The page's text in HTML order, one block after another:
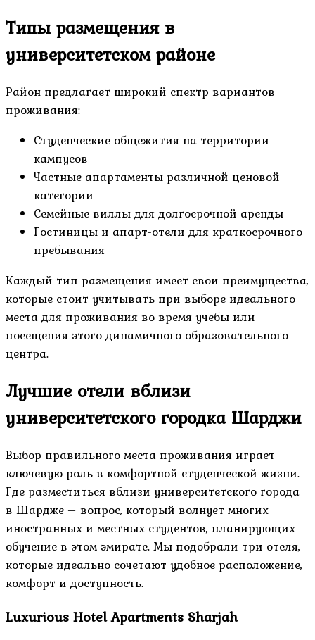
Типы размещения в
университетском районе
Район предлагает широкий спектр вариантов
проживания:
Студенческие общежития на территории
кампусов
Частные апартаменты различной ценовой
категории
Семейные виллы для долгосрочной аренды
Гостиницы и апарт-отели для краткосрочного
пребывания
Каждый тип размещения имеет свои преимущества,
которые стоит учитывать при выборе идеального
места для проживания во время учебы или
посещения этого динамичного образовательного
центра.
Лучшие отели вблизи
университетского городка Шарджи
Выбор правильного места проживания играет
ключевую роль в комфортной студенческой жизни.
Где разместиться вблизи университетского города
в Шардже – вопрос, который волнует многих
иностранных и местных студентов, планирующих
обучение в этом эмирате. Мы подобрали три отеля,
которые идеально сочетают удобное расположение,
комфорт и доступность.
Luxurious Hotel Apartments Sharjah